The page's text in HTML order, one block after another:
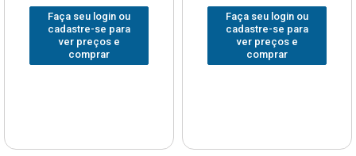
Faça seu login ou
cadastre-se para
ver preços e
comprar
Faça seu login ou
cadastre-se para
ver preços e
comprar